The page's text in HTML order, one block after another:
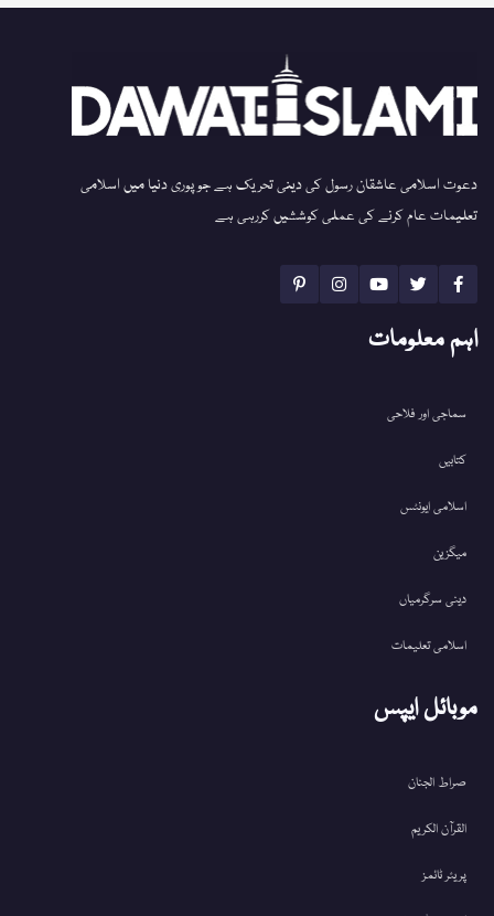
دعوت اسلامی عاشقان رسول کی دینی تحریک ہے جو پوری دنیا میں اسلامی
تعلیمات عام کرنے کی عملی کوششیں کررہی ہے
اہم معلومات
سماجی اور فلاحی
کتابیں
اسلامی ایونٹس
میگزین
دینی سرگرمیاں
اسلامی تعلیمات
موبائل ایپس
صراط الجنان
القرآن الکریم
پریئر ٹائمز